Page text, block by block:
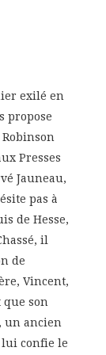
exilé en
propose
Presses
Jauneau,
pas à
de Hesse,
il
de
Vincent,
que son
un ancien
lui confie le